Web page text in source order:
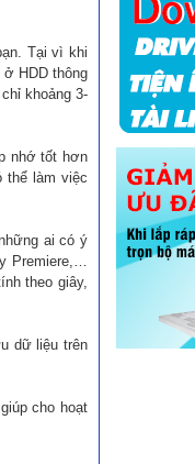
Tại vì khi
HDD thông
khoảng 3-
nhớ tốt hơn
thể làm việc
ai có ý
Premiere,…
theo giây,
dữ liệu trên
cho hoạt